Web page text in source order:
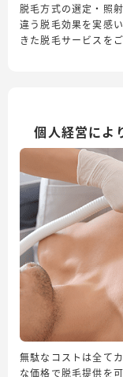
脱毛方式の選定・照
違う脱毛効果を実感
きた脱毛サービスをご
個人経営によ
無駄なコストは全て
な価格で脱毛提供を